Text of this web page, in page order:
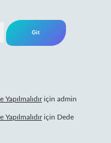
için admin
için Dede